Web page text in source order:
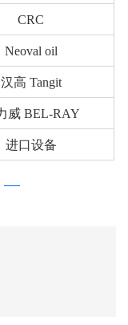
CRC
Neoval oil
汉高 Tangit
威 BEL-RAY
进口设备